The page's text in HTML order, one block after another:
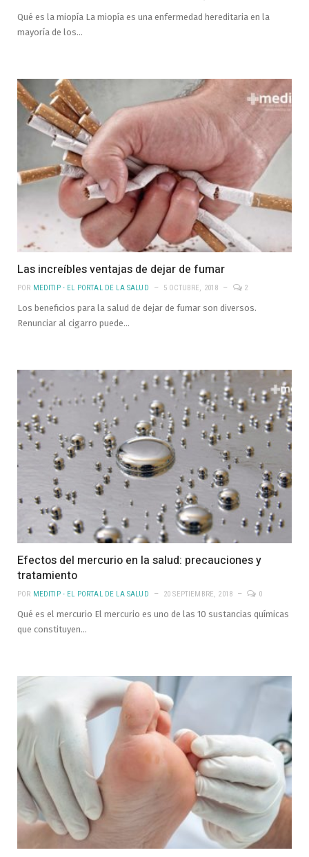
Qué es la miopía La miopía es una enfermedad hereditaria en la
mayoría de los…
Las increíbles ventajas de dejar de fumar
POR MEDITIP - EL PORTAL DE LA SALUD 5 OCTUBRE, 2018 2
Los beneficios para la salud de dejar de fumar son diversos.
Renunciar al cigarro puede…
Efectos del mercurio en la salud: precauciones y
tratamiento
POR MEDITIP - EL PORTAL DE LA SALUD 20 SEPTIEMBRE, 2018 0
Qué es el mercurio El mercurio es uno de las 10 sustancias químicas
que constituyen…